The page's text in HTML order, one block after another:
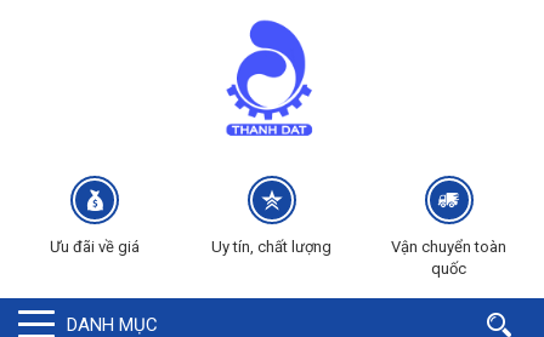
Ưu đãi về giá Uy tín, chất lượng
Vận chuyển toàn
quốc
DANH MỤC